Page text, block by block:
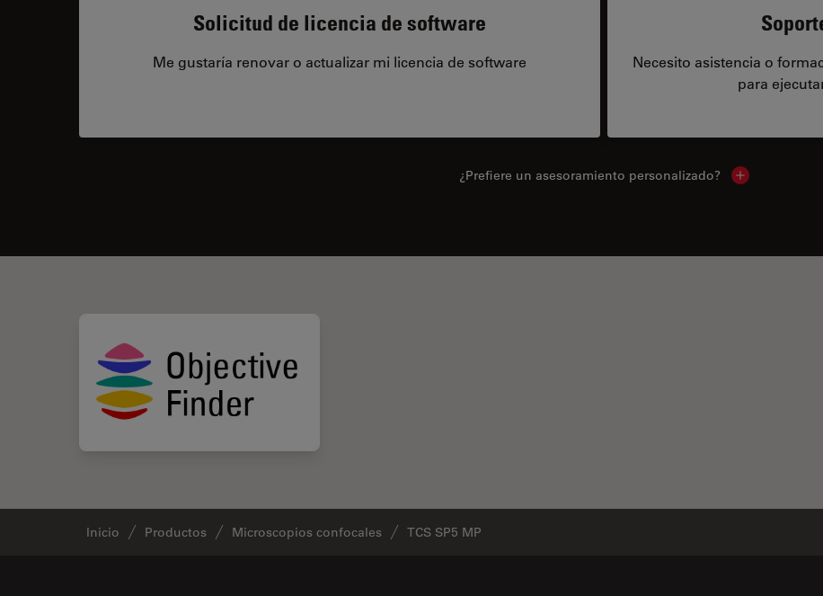
Solicitud de licencia de software
Me gustaría renovar o actualizar mi licencia de software
Necesito asistencia o
para
¿Prefiere un asesoramiento personalizado? Show local
Inicio Productos Microscopios confocales TCS SP5 MP